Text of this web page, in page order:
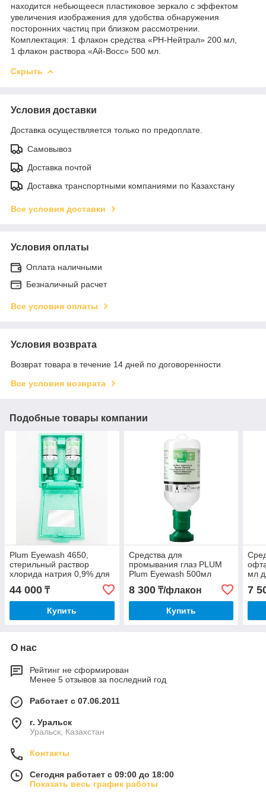
находится небьющееся пластиковое зеркало с эффектом
увеличения изображения для удобства обнаружения
посторонних частиц при близком рассмотрении.
Комплектация: 1 флакон средства «PH-Нейтрал» 200 мл,
1 флакон раствора «Ай-Восс» 500 мл.
Скрыть
Условия доставки
Доставка осуществляется только по предоплате.
Самовывоз
Доставка почтой
Доставка транспортными компаниями по Казахстану
Все условия доставки
Условия оплаты
Оплата наличными
Безналичный расчет
Все условия оплаты
Условия возврата
Возврат товара в течение 14 дней по договоренности
Все условия возврата
Подобные товары компании
Plum Eyewash 4650,
стерильный раствор
хлорида натрия 0,9% для
промывания глаз 2шт по
500мл, настенный бокс
44 000 ₸
Купить
Средства для
промывания глаз PLUM
Plum Eyewash 500мл
8 300₸/флакон
Купить
мл
7
О нас
Рейтинг не сформирован
Менее 5 отзывов за последний год
Работает с 07.06.2011
г. Уральск
Уральск, Казахстан
Контакты
Сегодня работает с 09:00 до 18:00
Показать весь график работы